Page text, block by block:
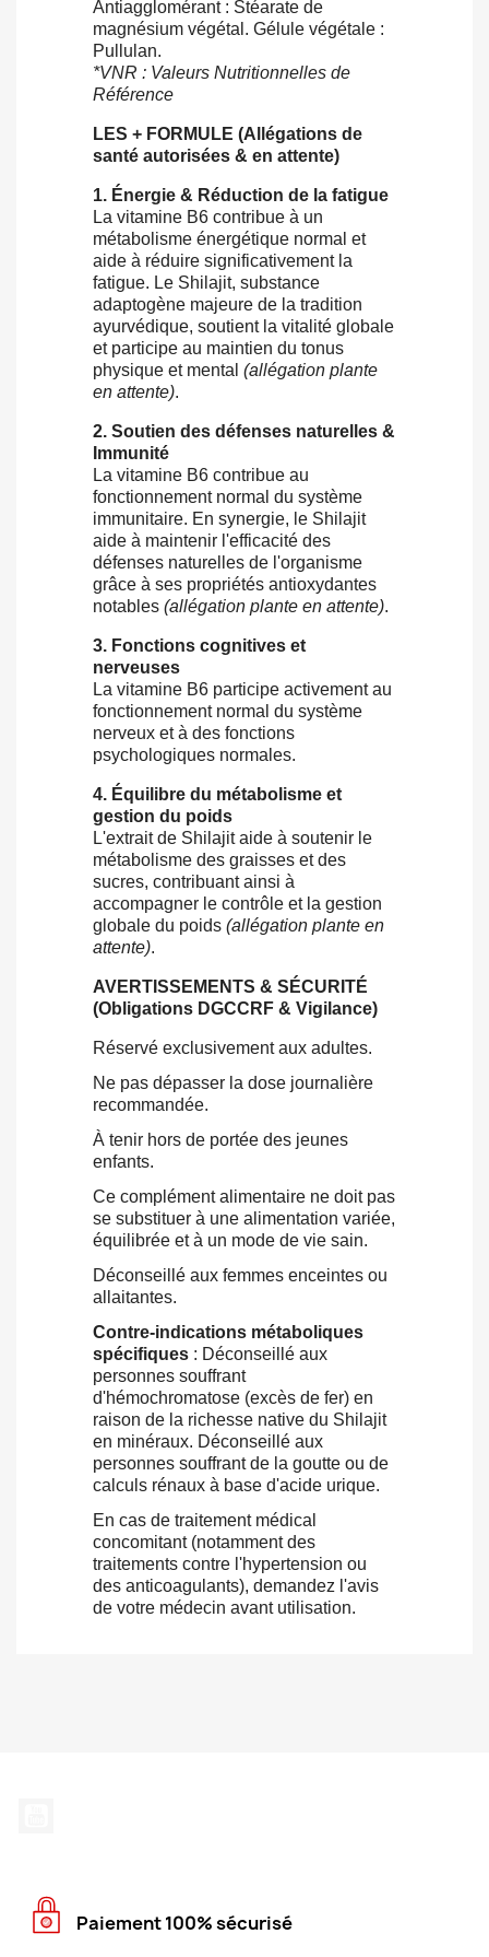
Antiagglomérant : Stéarate de
magnésium végétal. Gélule végétale :
Pullulan.
*VNR : Valeurs Nutritionnelles de
Référence
LES + FORMULE (Allégations de
santé autorisées & en attente)
1. Énergie & Réduction de la fatigue
La vitamine B6 contribue à un
métabolisme énergétique normal et
aide à réduire significativement la
fatigue. Le Shilajit, substance
adaptogène majeure de la tradition
ayurvédique, soutient la vitalité globale
et participe au maintien du tonus
physique et mental (allégation plante
en attente).
2. Soutien des défenses naturelles &
Immunité
La vitamine B6 contribue au
fonctionnement normal du système
immunitaire. En synergie, le Shilajit
aide à maintenir l'efficacité des
défenses naturelles de l'organisme
grâce à ses propriétés antioxydantes
notables (allégation plante en attente).
3. Fonctions cognitives et
nerveuses
La vitamine B6 participe activement au
fonctionnement normal du système
nerveux et à des fonctions
psychologiques normales.
4. Équilibre du métabolisme et
gestion du poids
L'extrait de Shilajit aide à soutenir le
métabolisme des graisses et des
sucres, contribuant ainsi à
accompagner le contrôle et la gestion
globale du poids (allégation plante en
attente).
AVERTISSEMENTS & SÉCURITÉ
(Obligations DGCCRF & Vigilance)
Réservé exclusivement aux adultes.
Ne pas dépasser la dose journalière
recommandée.
À tenir hors de portée des jeunes
enfants.
Ce complément alimentaire ne doit pas
se substituer à une alimentation variée,
équilibrée et à un mode de vie sain.
Déconseillé aux femmes enceintes ou
allaitantes.
Contre-indications métaboliques
spécifiques : Déconseillé aux
personnes souffrant
d'hémochromatose (excès de fer) en
raison de la richesse native du Shilajit
en minéraux. Déconseillé aux
personnes souffrant de la goutte ou de
calculs rénaux à base d'acide urique.
En cas de traitement médical
concomitant (notamment des
traitements contre l'hypertension ou
des anticoagulants), demandez l'avis
de votre médecin avant utilisation.
Paiement 100% sécurisé